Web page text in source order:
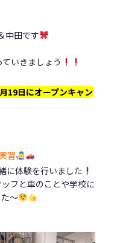
中田です
ていきましょう
19日にオープンキャン
習
に体験を行いました
フと車のことや学校に
～